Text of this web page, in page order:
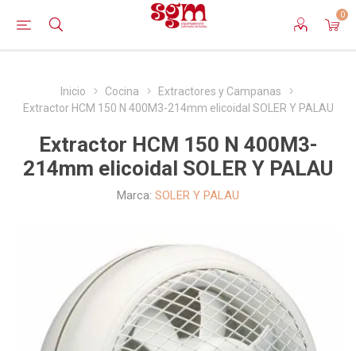
0
Inicio Cocina
Extractores y Campanas
Extractor HCM 150 N 400M3-214mm elicoidal SOLER Y PALAU
Extractor HCM 150 N 400M3-
214mm elicoidal SOLER Y PALAU
Marca: SOLER Y PALAU